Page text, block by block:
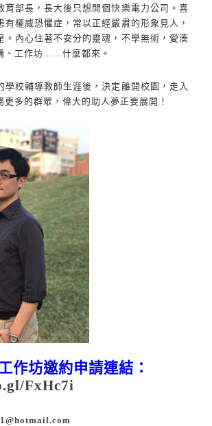
育部長，長大後只想開個快樂電力公司。喜
有權威恐懼症，常以正經嚴肅的形象見人，
。內心住著不安分的靈魂，不學無術，愛湊
、工作坊……什麼都來。
學校輔導教師生涯後，決定離開校園，走入
更多的群眾，偉大的助人夢正要展開！
作坊邀約申請連結：
FxHc7i